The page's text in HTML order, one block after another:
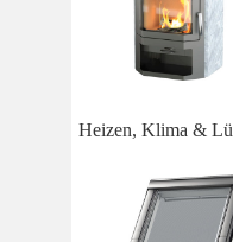
Heizen, Klima &